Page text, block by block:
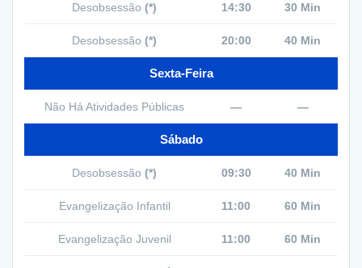
Desobsessão (*) 14:30 30 Min
Desobsessão (*) 20:00 40 Min
Sexta-Feira
Não Há Atividades Públicas — —
Sábado
Desobsessão (*) 09:30 40 Min
Evangelização Infantil 11:00 60 Min
Evangelização Juvenil 11:00 60 Min